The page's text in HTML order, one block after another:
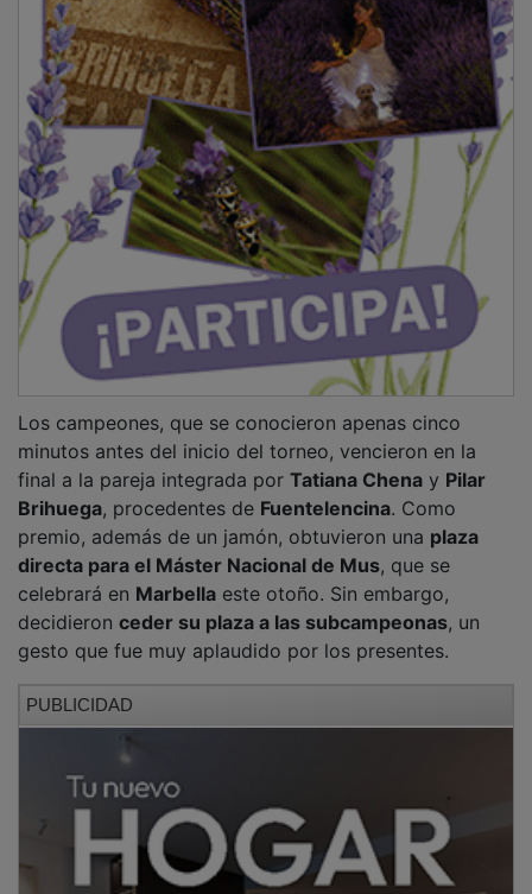
minutos antes del inicio del torneo, vencieron en la
final a la pareja integrada porTatiana ChenayPilar
Brihuega, procedentes deFuentelencina. Como
premio, además de un jamón, obtuvieron unaplaza
directa para el Máster Nacional de Mus, que se
celebrará enMarbellaeste otoño. Sin embargo,
decidieronceder su plaza a las subcampeonas
gesto que fue muy aplaudido por los presentes.